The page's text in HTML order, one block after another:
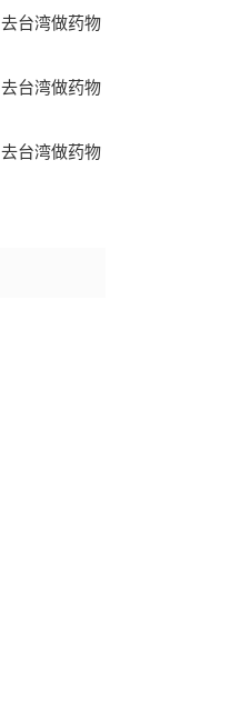
台湾做药物
台湾做药物
台湾做药物